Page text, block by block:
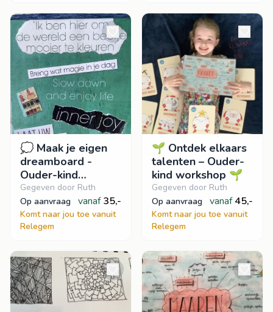
💭 Maak je eigen
dreamboard -
Ouder-kind
Workshop 💭
Gegeven door Ruth
op aanvraag
vanaf 35,-
Komt naar jou toe vanuit
Relegem
🌱 Ontdek elkaars
talenten – Ouder-
kind workshop 🌱
Gegeven door Ruth
op aanvraag
vanaf 45,-
Komt naar jou toe vanuit
Relegem